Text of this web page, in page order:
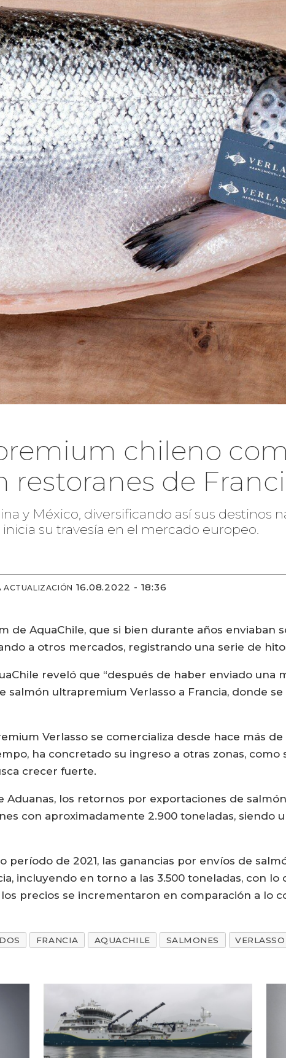
chileno
restoranes de
y México, diversificando así sus destinos
su travesía en el mercado europeo.
ACTUALIZACIÓN 16.08.2022 - 18:36
de AquaChile, que si bien durante años enviaban
a otros mercados, registrando una serie de
reveló que “después de haber enviado una
salmón ultrapremium Verlasso a Francia, donde
Verlasso se comercializa desde hace más
ha concretado su ingreso a otras zonas, como
crecer fuerte.
Aduanas, los retornos por exportaciones de
con aproximadamente 2.900 toneladas, siendo
período de 2021, las ganancias por envíos de
incluyendo en torno a las 3.500 toneladas, con
precios se incrementaron en comparación a lo
FRANCIA AQUACHILE SALMONES VERLASSO